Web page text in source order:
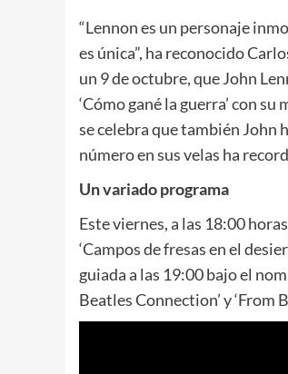
“Lennon es un personaje
es única”, ha reconocido
un 9 de octubre, que John
‘Cómo gané la guerra’ con
se celebra que también John
número en sus velas ha
Un variado programa
Este viernes, a las 18:00
‘Campos de fresas en el
guiada a las 19:00 bajo el
Beatles Connection’ y ‘From